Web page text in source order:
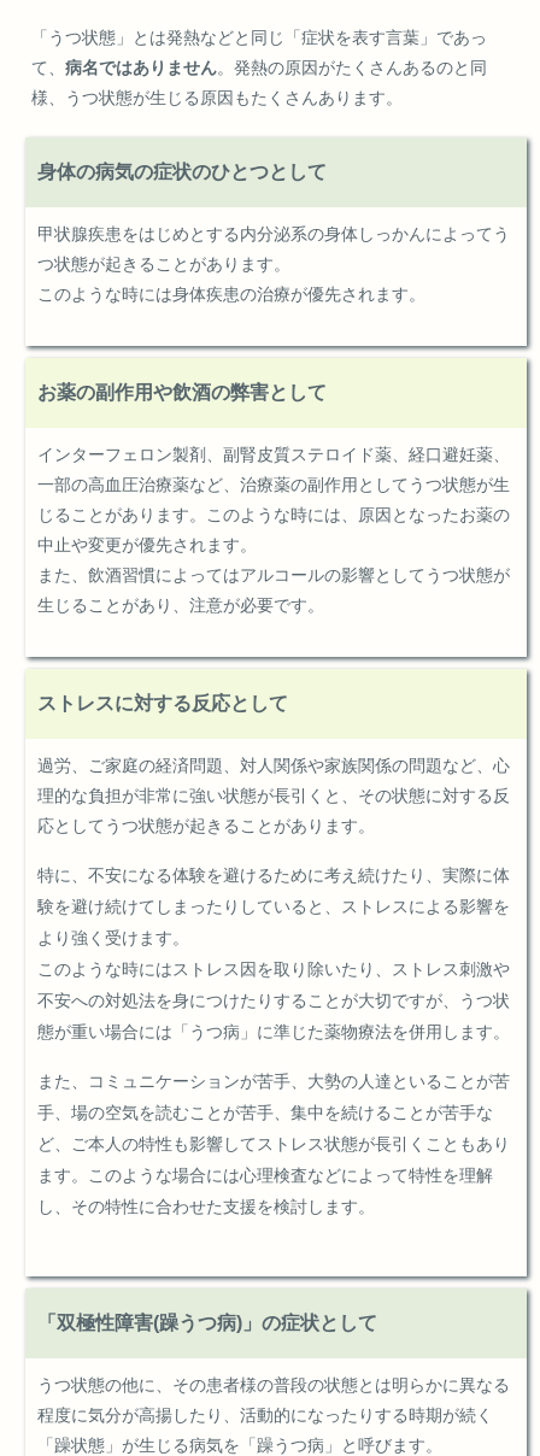
「うつ状態」とは発熱などと同じ「症状を表す言葉」であっ
て、病名ではありません。発熱の原因がたくさんあるのと同
様、うつ状態が生じる原因もたくさんあります。
身体の病気の症状のひとつとして
甲状腺疾患をはじめとする内分泌系の身体しっかんによってう
つ状態が起きることがあります。
このような時には身体疾患の治療が優先されます。
お薬の副作用や飲酒の弊害として
インターフェロン製剤、副腎皮質ステロイド薬、経口避妊薬、
一部の高血圧治療薬など、治療薬の副作用としてうつ状態が生
じることがあります。このような時には、原因となったお薬の
中止や変更が優先されます。
また、飲酒習慣によってはアルコールの影響としてうつ状態が
生じることがあり、注意が必要です。
ストレスに対する反応として
過労、ご家庭の経済問題、対人関係や家族関係の問題など、心
理的な負担が非常に強い状態が長引くと、その状態に対する反
応としてうつ状態が起きることがあります。
特に、不安になる体験を避けるために考え続けたり、実際に体
験を避け続けてしまったりしていると、ストレスによる影響を
より強く受けます。
このような時にはストレス因を取り除いたり、ストレス刺激や
不安への対処法を身につけたりすることが大切ですが、うつ状
態が重い場合には「うつ病」に準じた薬物療法を併用します。
また、コミュニケーションが苦手、大勢の人達といることが苦
手、場の空気を読むことが苦手、集中を続けることが苦手な
ど、ご本人の特性も影響してストレス状態が長引くこともあり
ます。このような場合には心理検査などによって特性を理解
し、その特性に合わせた支援を検討します。
「双極性障害(躁うつ病)」の症状として
うつ状態の他に、その患者様の普段の状態とは明らかに異なる
程度に気分が高揚したり、活動的になったりする時期が続く
「躁状態」が生じる病気を「躁うつ病」と呼びます。